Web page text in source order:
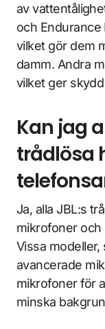
av
och Endurance
vilket gör dem
damm. Andra
vilket ger
Kan jag
trådlösa
Ja, alla JBL:s
mikrofoner och
Vissa modeller,
avancerade
mikrofoner för
minska